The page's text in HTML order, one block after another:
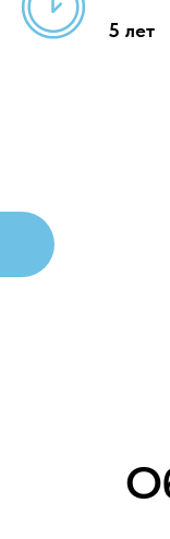
5 лет